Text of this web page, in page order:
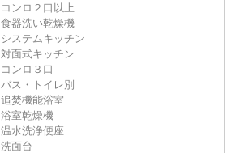
コンロ２口以上
食器洗い乾燥機
システムキッチン
対面式キッチン
コンロ３口
バス・トイレ別
追焚機能浴室
浴室乾燥機
温水洗浄便座
洗面台